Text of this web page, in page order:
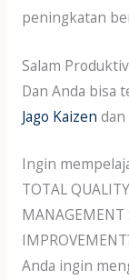
peningkatan
Salam
Dan Anda bisa
Jago Kaizen dan
Ingin
TOTAL
MANAGEMENT
Anda ingin